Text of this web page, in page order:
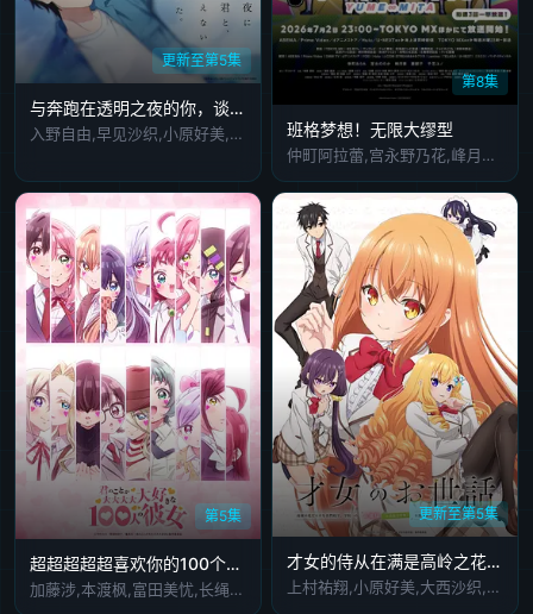
更新至第5集
与奔跑在透明之夜的你，谈一场看不见的恋爱透明
入野自由,早见沙织,小原好美,阿座上洋平
第8集
班格梦想！无限大缪型
仲町阿拉蕾,宫永野乃花,峰月律,藤都子,千石由乃,佐内瑠奈,本渡枫,丸冈和佳奈,冢田悠衣
第5集
超超超超超喜欢你的100个女朋友第三季
加藤涉,本渡枫,富田美忧,长绳麻理亚,濑户麻沙美,朝井彩加,上坂堇,进藤天音,三森铃子,高桥李依,Lynn,高尾奏音,石原夏织,竹达彩奈,千叶繁,上田祐司
更新至第5集
才女的侍从在满是高岭之花的贵族学校暗中照顾(毫无生活自理能力的)学院第一大小姐
上村祐翔,小原好美,大西沙织,土屋李央,小清水亚美